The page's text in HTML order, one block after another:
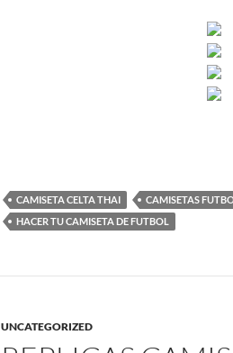
CAMISETA CELTA THAI
CAMISETAS
HACER TU CAMISETA DE FUTBOL
UNCATEGORIZED